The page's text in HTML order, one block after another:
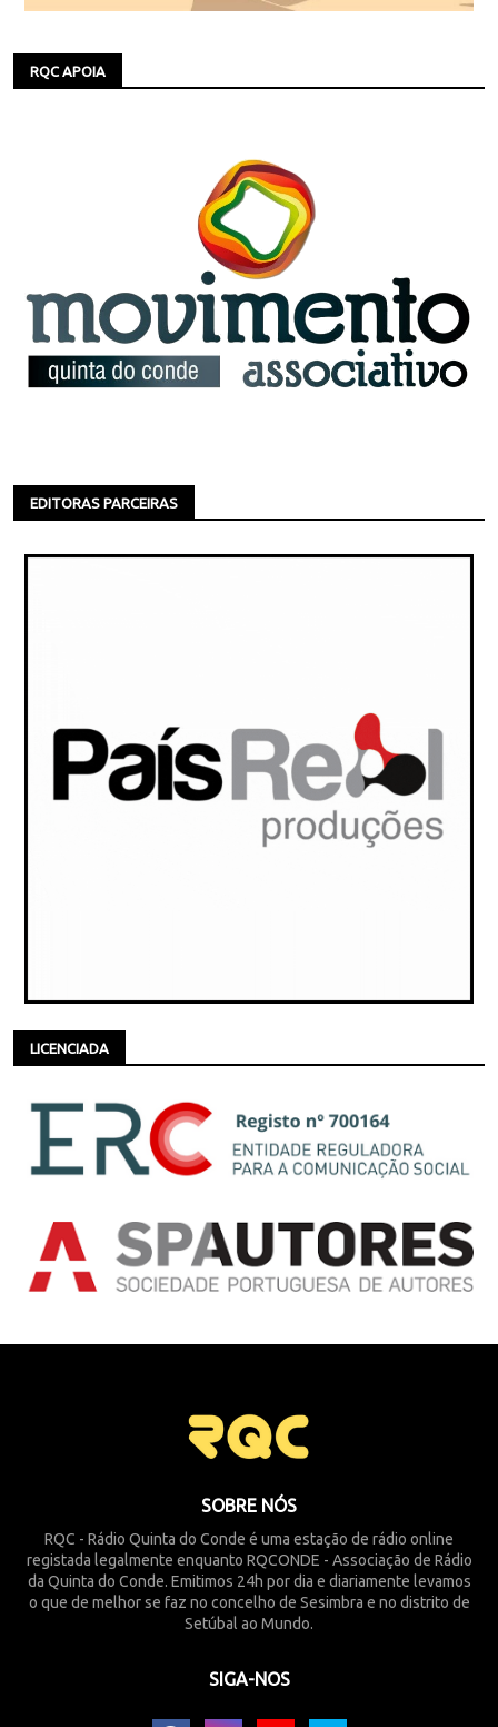
RQC APOIA
EDITORAS PARCEIRAS
LICENCIADA
SOBRE NÓS
RQC - Rádio Quinta do Conde é uma estação de rádio online
registada legalmente enquanto RQCONDE - Associação de Rádio
da Quinta do Conde. Emitimos 24h por dia e diariamente levamos
o que de melhor se faz no concelho de Sesimbra e no distrito de
Setúbal ao Mundo.
SIGA-NOS